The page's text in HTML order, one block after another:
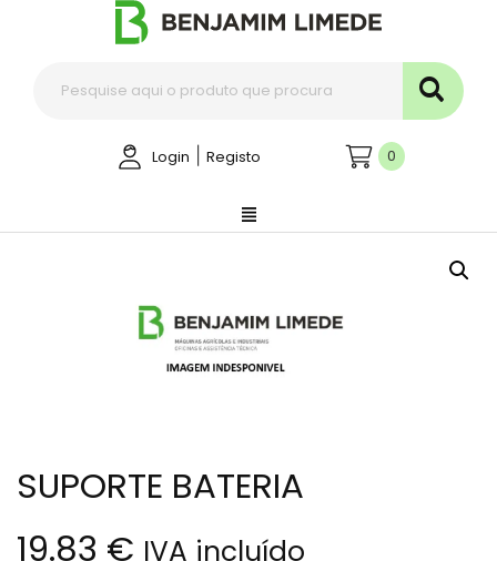
Login Registo 0
SUPORTE BATERIA
19.83 € IVA incluído